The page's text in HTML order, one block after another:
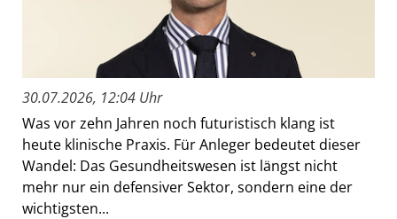
30.07.2026, 12:04 Uhr
Was vor zehn Jahren noch futuristisch klang ist
heute klinische Praxis. Für Anleger bedeutet dieser
Wandel: Das Gesundheitswesen ist längst nicht
mehr nur ein defensiver Sektor, sondern eine der
wichtigsten...